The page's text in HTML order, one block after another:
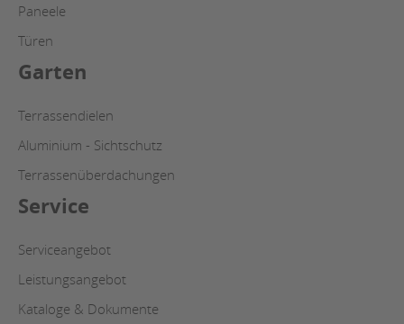
Paneele
Türen
Garten
Terrassendielen
Aluminium - Sichtschutz
Terrassenüberdachungen
Service
Serviceangebot
Leistungsangebot
Kataloge & Dokumente